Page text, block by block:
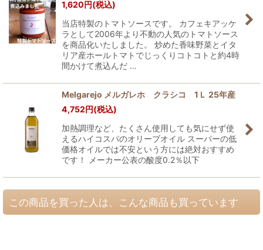
1,620円(税込)
当店特製のトマトソースです。 カフェキアッケ
ラとして2006年より不動の人気のトマトソース
を商品化いたしました。 炒めた香味野菜とイタ
リア産ホールトマトでじっくりコトコトと約4時
間かけて煮込んだ …
Melgarejo メルガレホ クラシコ 1Ｌ 25年産
4,752円(税込)
加熱調理など、たくさん使用しても気にせず使
えるハイコスパのオリーブオイル スーパーの低
価格オイルでは不安という方には絶対おすすめ
です！ メーカー公表の酸度0.2％以下
この商品を買った人は、こんな商品も買っています